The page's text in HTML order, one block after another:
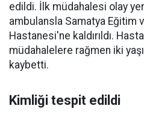
edildi. İlk müdahalesi olay
ambulansla Samatya Eğitim
Hastanesi'ne kaldırıldı.
müdahalelere rağmen iki
kaybetti.
Kimliği tespit edildi